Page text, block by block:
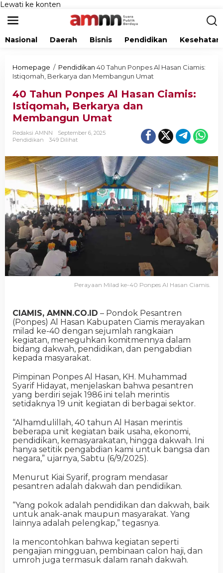
Lewati ke konten
Nasional Daerah Bisnis Pendidikan Kesehatan
Homepage / Pendidikan 40 Tahun Ponpes Al Hasan Ciamis:
Istiqomah, Berkarya dan Membangun Umat
40 Tahun Ponpes Al Hasan Ciamis:
Istiqomah, Berkarya dan
Membangun Umat
Redaksi AMNN
September 6, 2025
Pendidikan
349 Dilihat
Perayaan Milad ke-40 Ponpes Al Hasan Ciamis.
CIAMIS, AMNN.CO.ID – Pondok Pesantren
(Ponpes) Al Hasan Kabupaten Ciamis merayakan
milad ke-40 dengan sejumlah rangkaian
kegiatan, meneguhkan komitmennya dalam
bidang dakwah, pendidikan, dan pengabdian
kepada masyarakat.
Pimpinan Ponpes Al Hasan, KH. Muhammad
Syarif Hidayat, menjelaskan bahwa pesantren
yang berdiri sejak 1986 ini telah merintis
setidaknya 19 unit kegiatan di berbagai sektor.
“Alhamdulillah, 40 tahun Al Hasan merintis
beberapa unit kegiatan baik usaha, ekonomi,
pendidikan, kemasyarakatan, hingga dakwah. Ini
hanya setitik pengabdian kami untuk bangsa dan
negara,” ujarnya, Sabtu (6/9/2025).
Menurut Kiai Syarif, program mendasar
pesantren adalah dakwah dan pendidikan.
“Yang pokok adalah pendidikan dan dakwah, baik
untuk anak-anak maupun masyarakat. Yang
lainnya adalah pelengkap,” tegasnya.
Ia mencontohkan bahwa kegiatan seperti
pengajian mingguan, pembinaan calon haji, dan
umroh juga termasuk dalam ranah dakwah.